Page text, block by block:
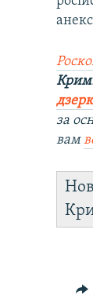
за
вам